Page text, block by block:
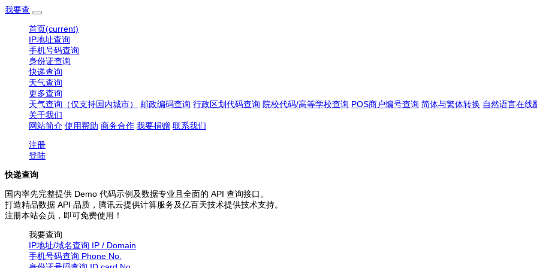
我要查
首页(current)
IP地址查询
手机号码查询
身份证查询
快递查询
天气查询
更多查询
天气查询（仅支持国内城市）
邮政编码查询 行政区划代码查询 院校代码/高等学校查询 POS商户编号查询 简体与繁体转换 自然语言在线
关于我们
网站简介 使用帮助 商务合作 我要捐赠 联系我们
注册
登陆
快递查询
国内率先完整提供 Demo 代码示例及数据专业且全面的 API 查询接口。
打造精品数据 API 品质，腾讯云提供计算服务及亿百天技术提供技术支持。
注册本站会员，即可免费使用！
我要查询
IP地址/域名查询 IP / Domain
手机号码查询 Phone No.